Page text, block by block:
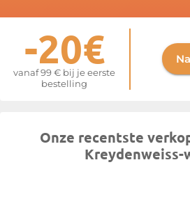
-20€
vanaf 99 € bij je eerste
bestelling
Onze recentste
Kreydenweiss-